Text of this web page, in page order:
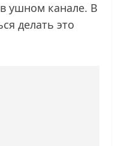
ушном канале. В
делать это